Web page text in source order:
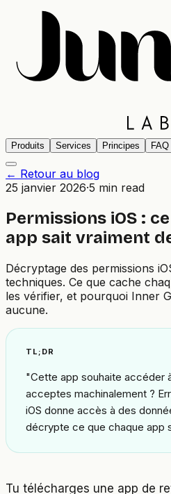
Produits Services Principes FAQ
← Retour au blog
25 janvier 2026·5 min read
Permissions iOS :
app sait vraiment
Décryptage des permissions
techniques. Ce que cache
les vérifier, et pourquoi Inner
aucune.
TL;DR
"Cette app souhaite accéder
acceptes machinalement ?
iOS donne accès à des
décrypte ce que chaque app
Tu télécharges une app de